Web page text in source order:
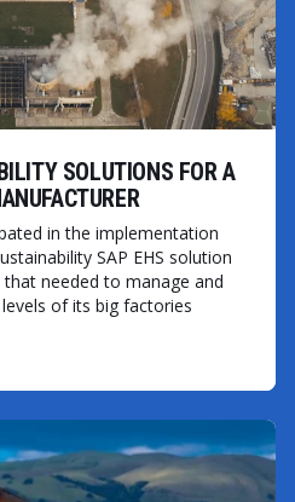
SOLUTIONS FOR A
in the implementation
SAP EHS solution
needed to manage and
of its big factories